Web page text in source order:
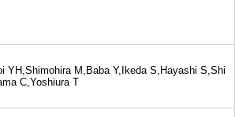
YH,Shimohira M,Baba Y,Ikeda S,Hayashi S,Shi
C,Yoshiura T